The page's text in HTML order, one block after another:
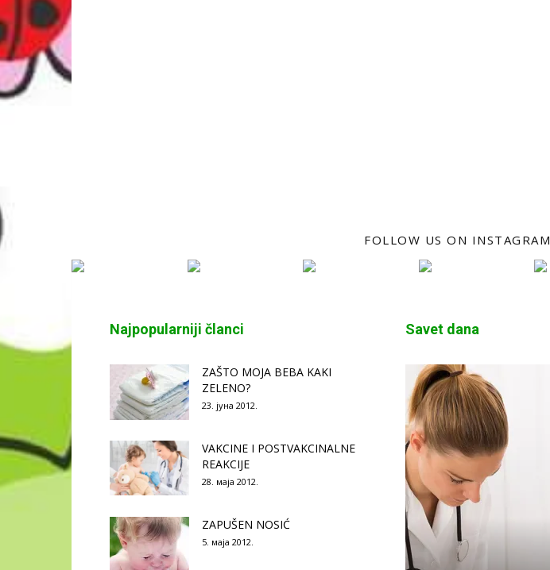
FOLLOW US ON INSTAGRAM
Najpopularniji članci
ZAŠTO MOJA BEBA KAKI
ZELENO?
23. јуна 2012.
VAKCINE I POSTVAKCINALNE
REAKCIJE
28. маја 2012.
ZAPUŠEN NOSIĆ
5. маја 2012.
Savet dana